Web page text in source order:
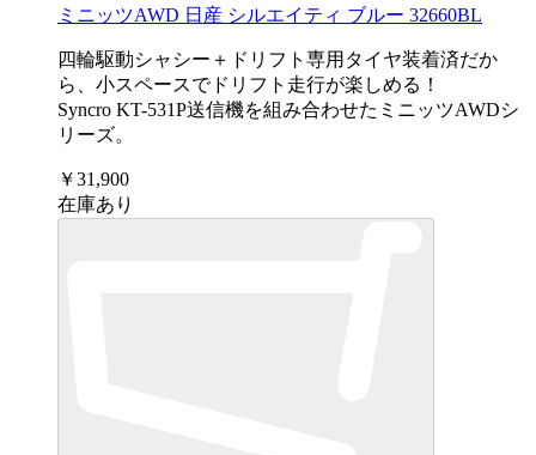
ミニッツAWD 日産 シルエイティ ブルー 32660BL
四輪駆動シャシー＋ドリフト専用タイヤ装着済だか
ら、小スペースでドリフト走行が楽しめる！
Syncro KT-531P送信機を組み合わせたミニッツAWDシ
リーズ。
￥31,900
在庫あり